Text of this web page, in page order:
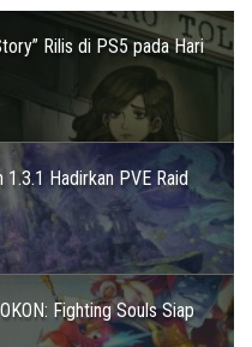
Rilis di PS5 pada Hari
Hadirkan PVE Raid
Fighting Souls Siap